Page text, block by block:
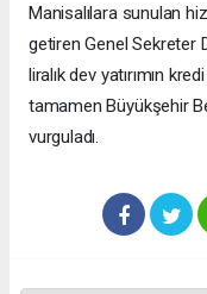
Manisalılara sunulan
getiren Genel Sekreter
liralık dev yatırımın
tamamen Büyükşehir
vurguladı.